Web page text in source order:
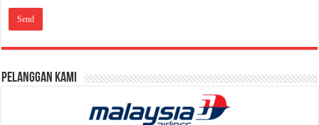
Pelanggan Kami